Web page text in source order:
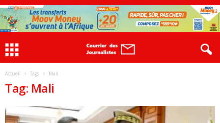
Accueil Tags Mali
Tag: Mali